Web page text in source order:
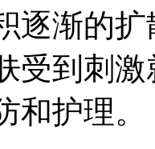
逐渐的
受到刺
和护理。